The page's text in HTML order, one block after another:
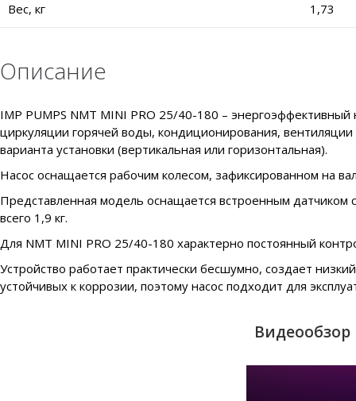
Вес, кг 1,73
Описание
IMP PUMPS NMT MINI PRO 25/40-180 –
циркуляции горячей воды, кондиционирования,
варианта установки (вертикальная или горизонтальная).
Насос оснащается рабочим колесом, зафиксированном на
Представленная модель оснащается встроенным датчиком
всего 1,9 кг.
Для NMT MINI PRO 25/40-180 характерно постоянный
Устройство работает практически бесшумно, создает
устойчивых к коррозии, поэтому насос подходит для
Видеообзор